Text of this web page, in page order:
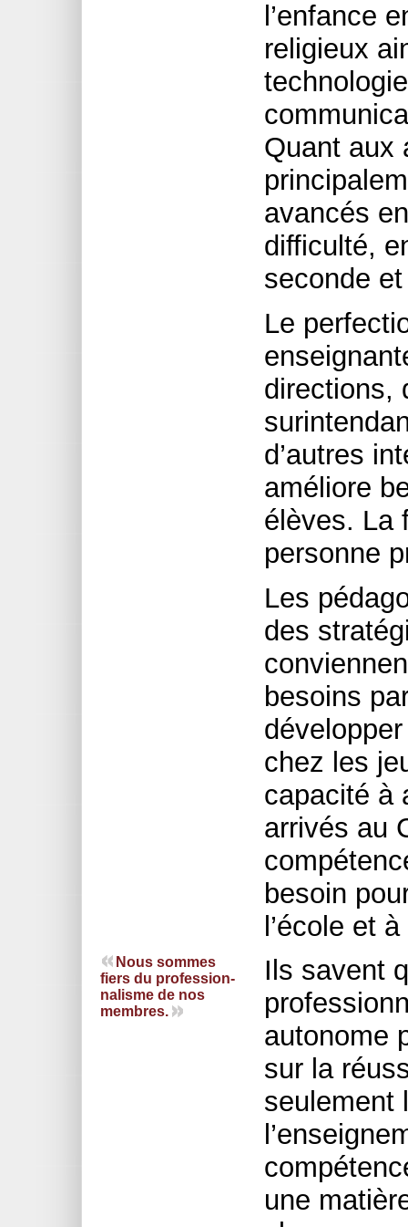
l’enfance
religieux
Quant aux
avancés
difficulté,
seconde
Le
directions,
d’autres
améliore
élèves. La
personne
Les
des
besoins
chez les
capacité à
arrivés au
besoin
l’école et
Nous sommes
fiers du profession-
nalisme de nos
membres.
Ils savent
autonome
sur la
seulement
une